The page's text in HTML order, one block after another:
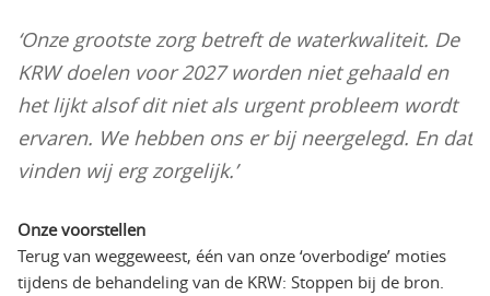
‘Onze grootste zorg betreft de waterkwaliteit. De
KRW doelen voor 2027 worden niet gehaald en
het lijkt alsof dit niet als urgent probleem wordt
ervaren. We hebben ons er bij neergelegd. En dat
vinden wij erg zorgelijk.’
Onze voorstellen
Terug van weggeweest, één van onze ‘overbodige’ moties
tijdens de behandeling van de KRW: Stoppen bij de bron.